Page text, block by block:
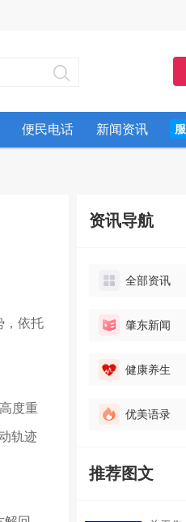
便民电话 新闻资讯
，依托
度重
轨迹
资讯导航
全部资讯
肇东新闻
健康养生
优美语录
推荐图文